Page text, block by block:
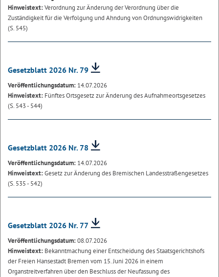
Hinweistext:Verordnung zur Änderung der Verordnung über die
Zuständigkeit für die Verfolgung und Ahndung von Ordnungswidrigkeiten
(S. 545)
Gesetzblatt 2026 Nr. 79
Veröffentlichungsdatum: 14.07.2026
Hinweistext: Fünftes Ortsgesetz zur Änderung des Aufnahmeortsgesetzes
(S. 543 - 544)
Gesetzblatt 2026 Nr. 78
Veröffentlichungsdatum: 14.07.2026
Hinweistext:Gesetz zur Änderung des Bremischen Landesstraßengesetzes
(S. 535 - 542)
Gesetzblatt 2026 Nr. 77
Veröffentlichungsdatum:08.07.2026
Hinweistext: Bekanntmachung einer Entscheidung des Staatsgerichtshofs
der Freien Hansestadt Bremen vom 15. Juni 2026 in einem
Organstreitverfahren über den Beschluss der Neufassung des